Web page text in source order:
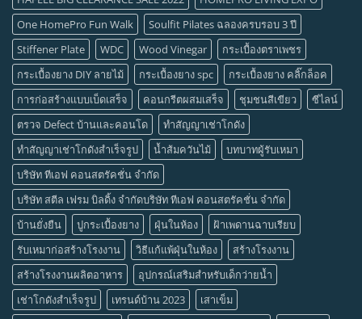
One HomePro Fun Walk
Soulfit Pilates ฉลองครบรอบ 3 ปี
Stiffener Plate
WDC Wood Vinegar
กระเบื้องตราเพชร
กระเบื้องยาง DIY ลายไม้
กระเบื้องยาง spc
กระเบื้องยาง คลิ๊กล็อค
การก่อสร้างแบบเบ็ดเสร็จ
คอนกรีตผสมเสร็จ ชุมชนสีเขียว
ซีไลน์
ตรวจ Defect บ้านและคอนโด
ทำสัญญาเช่าโกดัง
ทำสัญญาเช่าโกดังสำเร็จรูป
น้ำส้มควันไม้
บทบาทผู้รับเหมา
บริษัท ทีเอฟ คอนสตรัคชั่น จำกัด
บริษัท สตีล เฟรม บิลดิ้ง จำกัดบริษัท ทีเอฟ คอนสตรัคชั่น จำกัด
บ้านยั่งยืน
ปูกระเบื้องยาง ฝุ่นในห้อง
ฝ้าเพดานฉาบเรียบ
รับเหมาก่อสร้างโรงงาน
วิธีแก้แพ้ฝุ่นในห้อง
สร้างโรงงาน
สร้างโรงงานผลิตอาหาร
อุปกรณ์เสริมสำหรับเด็กว่ายน้ำ
เช่าโกดังสำเร็จรูป
เทรนด์บ้าน 2023
เสาเข็ม